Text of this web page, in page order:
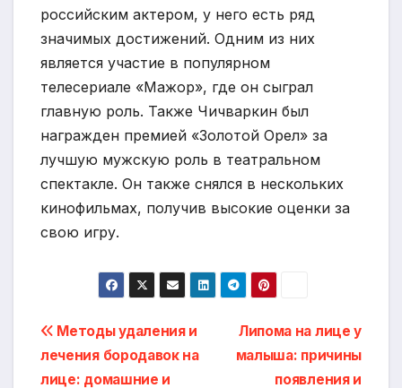
российским актером, у него есть ряд
значимых достижений. Одним из них
является участие в популярном
телесериале «Мажор», где он сыграл
главную роль. Также Чичваркин был
награжден премией «Золотой Орел» за
лучшую мужскую роль в театральном
спектакле. Он также снялся в нескольких
кинофильмах, получив высокие оценки за
свою игру.
Навигация
по
Липома на лице у
малыша: причины
появления и
Методы удаления и
лечения бородавок на
лице: домашние и